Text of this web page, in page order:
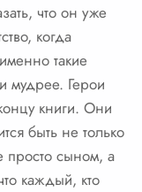
что он уже
когда
такие
мудрее. Герои
книги. Они
быть не только
просто сыном, а
каждый, кто